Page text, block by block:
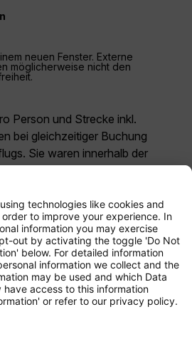
neuen Fenster. Externe
möglicherweise nicht den
Person und Strecke inkl.
bei gleichzeitiger Buchung
Sie waren innerhalb der
und sind
aktuell. Bei den für die
Tarifen handelt es
Zero, unsere restriktivste
hierfür zusätzliche Gebühren
oder für andere optionale
gelten dieAllgemeinen
.